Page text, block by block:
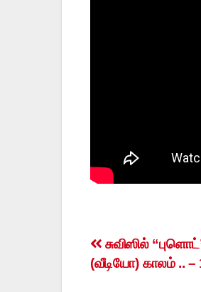
Post
navigation
சுவிஸில்
(வீடியோ) காலம் .. –